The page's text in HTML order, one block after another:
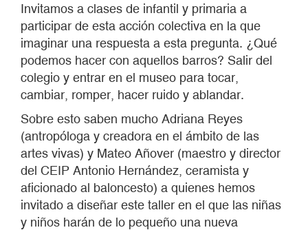
Invitamos a clases de infantil y primaria a
participar de esta acción colectiva en la que
imaginar una respuesta a esta pregunta. ¿Qué
podemos hacer con aquellos barros? Salir del
colegio y entrar en el museo para tocar,
cambiar, romper, hacer ruido y ablandar.
Sobre esto saben mucho Adriana Reyes
(antropóloga y creadora en el ámbito de las
artes vivas) y Mateo Añover (maestro y director
del CEIP Antonio Hernández, ceramista y
aficionado al baloncesto) a quienes hemos
invitado a diseñar este taller en el que las niñas
y niños harán de lo pequeño una nueva